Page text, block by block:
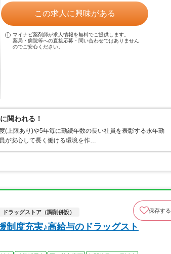
この求人に興味がある
マイナビ薬剤師が求人情報を無料でご提供します。
薬局・病院等への直接応募・問い合わせではありません
のでご安心ください。
関われる！
(上限あり)や5年毎に勤続年数の長い社員を表彰する永年勤
が安心して長く働ける環境を作…
ドラッグストア（調剤併設） 保存する
制度充実♪高給与のドラッグスト